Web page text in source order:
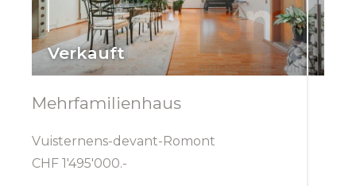
Verkauft
Mehrfamilienhaus
Vuisternens-devant-Romont
CHF 1'495'000.-